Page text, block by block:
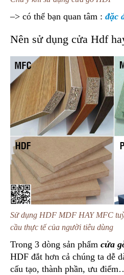
–> có thể bạn quan tâm : đặc
Nên sử dụng cửa Hdf
Sử dụng HDF MDF HAY MFC
cầu thực tế của người tiêu dùng
Trong 3 dòng sản phẩm cửa
HDF đắt hơn cả chúng ta dễ
cấu tạo, thành phần, ưu